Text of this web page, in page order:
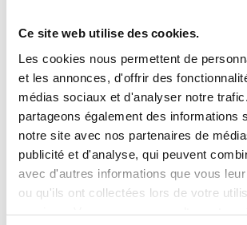
Ce site web utilise des cookies.
Les cookies nous permettent de
et les annonces, d'offrir des
médias sociaux et d'analyser notre
partageons également des informations
notre site avec nos partenaires de
publicité et d'analyse, qui peuvent
avec d'autres informations que vous
ou qu'ils ont collectées lors de votre
NOUVEAU : les gammes JACKODUR® et
confirment officiellement leur trajectoire
solutions désormais certifiées REDcert²
polystyrène recyclé, pour des
une empreinte carbone réduite jusqu’à
suite